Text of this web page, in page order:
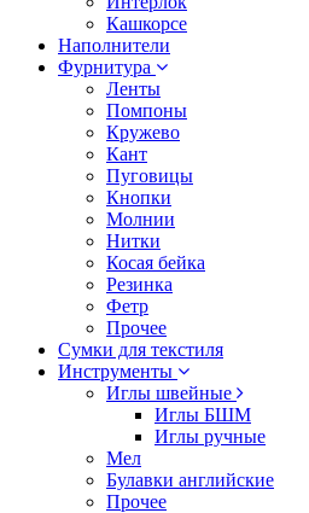
Кашкорсе
Наполнители
Фурнитура
Ленты
Помпоны
Кружево
Кант
Пуговицы
Кнопки
Молнии
Нитки
Косая бейка
Резинка
Фетр
Прочее
Сумки для текстиля
Инструменты
Иглы швейные
Иглы БШМ
Иглы ручные
Мел
Булавки английские
Прочее